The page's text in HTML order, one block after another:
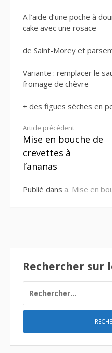
A l’aide d’une poche à
cake avec une rosace
de Saint-Morey et
Variante : remplacer le
fromage de chèvre
+ des figues sèches en
Lire
la
suite
Article précédent
Mise en bouche de
crevettes à
l’ananas
Publié dans a. Mise en
Rechercher sur